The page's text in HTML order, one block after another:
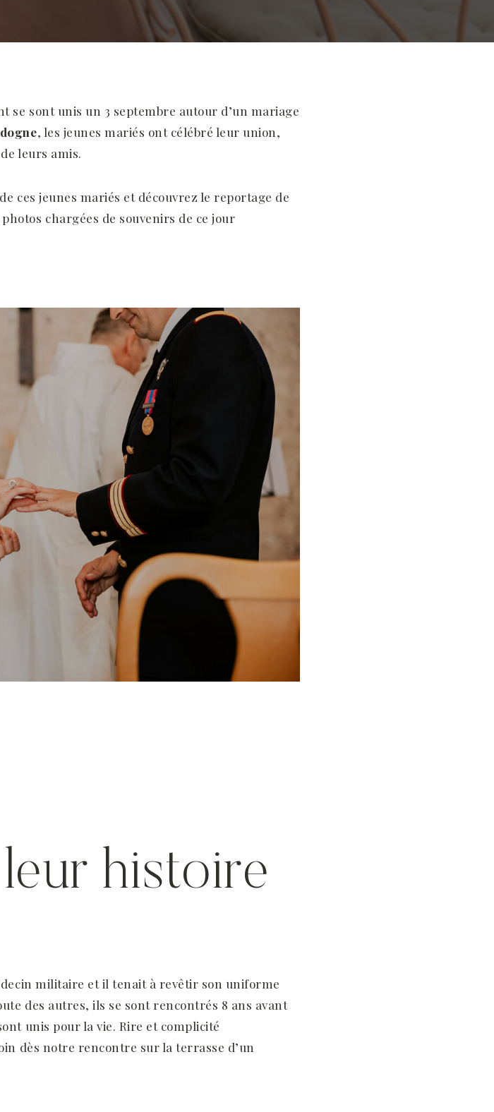
se sont unis un 3 septembre autour d’un mariage
, les jeunes mariés ont célébré leur union,
leurs amis.
ces jeunes mariés et découvrez le reportage de
photos chargées de souvenirs de ce jour
histoire
militaire et il tenait à revêtir son uniforme
des autres, ils se sont rencontrés 8 ans avant
unis pour la vie. Rire et complicité
dès notre rencontre sur la terrasse d’un